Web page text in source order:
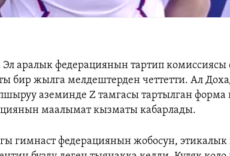
аралык федерациянын тартип комиссиясы
бир жылга мелдештерден четтетти. Ал
аземинде Z тамгасы тартылган
маалымат кызматы кабарлады.
гимнаст федерациянын жобосун,